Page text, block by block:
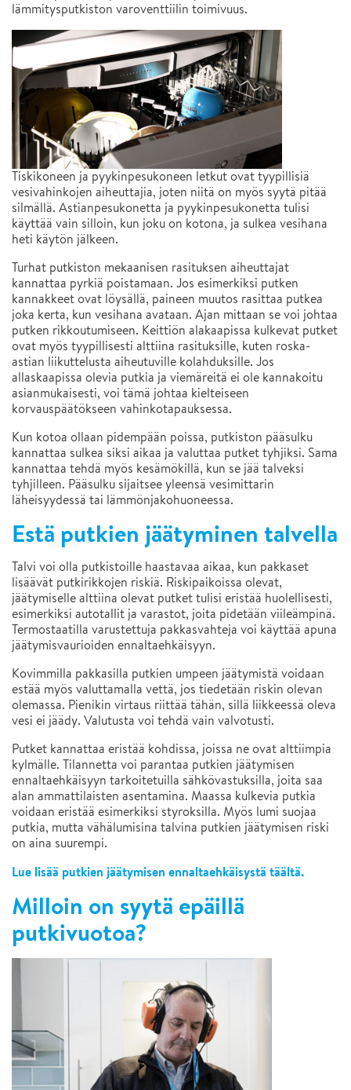
lämmitysputkiston varoventtiilin toimivuus.
Tiskikoneen ja pyykinpesukoneen letkut ovat tyypillisiä
vesivahinkojen aiheuttajia, joten niitä on myös syytä pitää
silmällä. Astianpesukonetta ja pyykinpesukonetta tulisi
käyttää vain silloin, kun joku on kotona, ja sulkea vesihana
heti käytön jälkeen.
Turhat putkiston mekaanisen rasituksen aiheuttajat
kannattaa pyrkiä poistamaan. Jos esimerkiksi putken
kannakkeet ovat löysällä, paineen muutos rasittaa putkea
joka kerta, kun vesihana avataan. Ajan mittaan se voi johtaa
putken rikkoutumiseen. Keittiön alakaapissa kulkevat putket
ovat myös tyypillisesti alttiina rasituksille, kuten roska-
astian liikuttelusta aiheutuville kolahduksille. Jos
allaskaapissa olevia putkia ja viemäreitä ei ole kannakoitu
asianmukaisesti, voi tämä johtaa kielteiseen
korvauspäätökseen vahinkotapauksessa.
Kun kotoa ollaan pidempään poissa, putkiston pääsulku
kannattaa sulkea siksi aikaa ja valuttaa putket tyhjiksi. Sama
kannattaa tehdä myös kesämökillä, kun se jää talveksi
tyhjilleen. Pääsulku sijaitsee yleensä vesimittarin
läheisyydessä tai lämmönjakohuoneessa.
Estä putkien jäätyminen talvella
Talvi voi olla putkistoille haastavaa aikaa, kun pakkaset
lisäävät putkirikkojen riskiä. Riskipaikoissa olevat,
jäätymiselle alttiina olevat putket tulisi eristää huolellisesti,
esimerkiksi autotallit ja varastot, joita pidetään viileämpinä.
Termostaatilla varustettuja pakkasvahteja voi käyttää apuna
jäätymisvaurioiden ennaltaehkäisyyn.
Kovimmilla pakkasilla putkien umpeen jäätymistä voidaan
estää myös valuttamalla vettä, jos tiedetään riskin olevan
olemassa. Pienikin virtaus riittää tähän, sillä liikkeessä oleva
vesi ei jäädy. Valutusta voi tehdä vain valvotusti.
Putket kannattaa eristää kohdissa, joissa ne ovat alttiimpia
kylmälle. Tilannetta voi parantaa putkien jäätymisen
ennaltaehkäisyyn tarkoitetuilla sähkövastuksilla, joita saa
alan ammattilaisten asentamina. Maassa kulkevia putkia
voidaan eristää esimerkiksi styroksilla. Myös lumi suojaa
putkia, mutta vähälumisina talvina putkien jäätymisen riski
on aina suurempi.
Lue lisää putkien jäätymisen ennaltaehkäisystä täältä.
Milloin on syytä epäillä
putkivuotoa?